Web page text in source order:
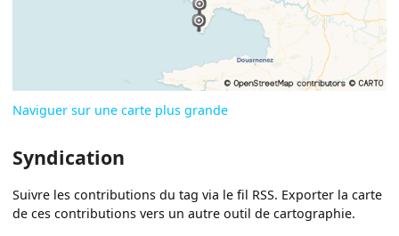
Naviguer sur une carte plus grande
Syndication
Suivre les contributions du tag via le fil RSS. Exporter la carte
de ces contributions vers un autre outil de cartographie.